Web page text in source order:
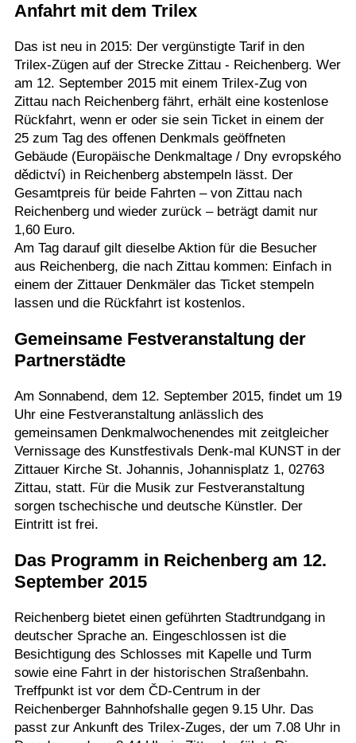
Anfahrt mit dem Trilex
Das ist neu in 2015: Der vergünstigte Tarif in den
Trilex-Zügen auf der Strecke Zittau - Reichenberg. Wer
am 12. September 2015 mit einem Trilex-Zug von
Zittau nach Reichenberg fährt, erhält eine kostenlose
Rückfahrt, wenn er oder sie sein Ticket in einem der
25 zum Tag des offenen Denkmals geöffneten
Gebäude (Europäische Denkmaltage / Dny evropského
dědictví) in Reichenberg abstempeln lässt. Der
Gesamtpreis für beide Fahrten – von Zittau nach
Reichenberg und wieder zurück – beträgt damit nur
1,60 Euro.
Am Tag darauf gilt dieselbe Aktion für die Besucher
aus Reichenberg, die nach Zittau kommen: Einfach in
einem der Zittauer Denkmäler das Ticket stempeln
lassen und die Rückfahrt ist kostenlos.
Gemeinsame Festveranstaltung der
Partnerstädte
Am Sonnabend, dem 12. September 2015, findet um 19
Uhr eine Festveranstaltung anlässlich des
gemeinsamen Denkmalwochenendes mit zeitgleicher
Vernissage des Kunstfestivals Denk-mal KUNST in der
Zittauer Kirche St. Johannis, Johannisplatz 1, 02763
Zittau, statt. Für die Musik zur Festveranstaltung
sorgen tschechische und deutsche Künstler. Der
Eintritt ist frei.
Das Programm in Reichenberg am 12.
September 2015
Reichenberg bietet einen geführten Stadtrundgang in
deutscher Sprache an. Eingeschlossen ist die
Besichtigung des Schlosses mit Kapelle und Turm
sowie eine Fahrt in der historischen Straßenbahn.
Treffpunkt ist vor dem ČD-Centrum in der
Reichenberger Bahnhofshalle gegen 9.15 Uhr. Das
passt zur Ankunft des Trilex-Zuges, der um 7.08 Uhr in